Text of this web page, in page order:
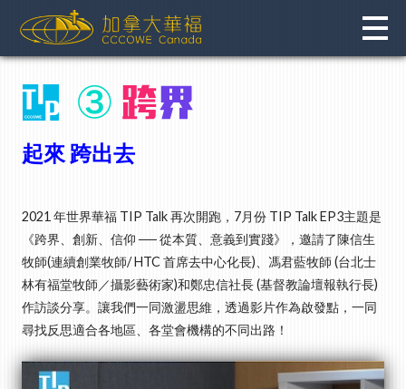
content
起來 跨出去
2021 年世界華福 TIP Talk 再次開跑，7月份 TIP Talk EP3主題是
《跨界、創新、信仰 ── 從本質、意義到實踐》，邀請了陳信生
牧師(連續創業牧師/ HTC 首席去中心化長)、馮君藍牧師 (台北士
林有福堂牧師／攝影藝術家)和鄭忠信社長 (基督教論壇報執行長)
作訪談分享。讓我們一同激盪思維，透過影片作為啟發點，一同
尋找反思適合各地區、各堂會機構的不同出路！